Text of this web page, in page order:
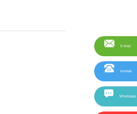
E-Mail
Kontak
Whatsapp